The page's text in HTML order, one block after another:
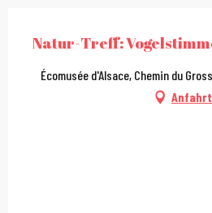
Natur-Treff:
Écomusée d'Alsace, Chemin du
Anfahrt